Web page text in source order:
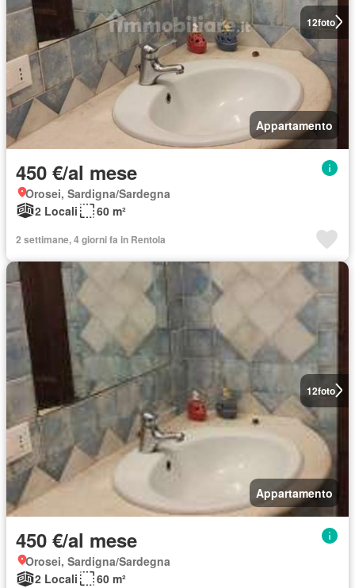
12foto
Appartamento
450 €/al mese
Orosei, Sardigna/Sardegna
2 Locali
60 m²
2 settimane, 4 giorni fa in Rentola
12foto
Appartamento
450 €/al mese
Orosei, Sardigna/Sardegna
2 Locali
60 m²